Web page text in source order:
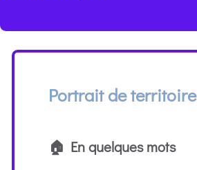
Portrait de territoire
🏠 En quelques mots